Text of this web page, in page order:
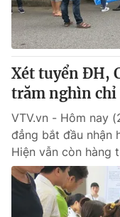
Xét tuyển ĐH,
trăm nghìn chỉ
VTV.vn - Hôm nay
đẳng bắt đầu nhận
Hiện vẫn còn hàng